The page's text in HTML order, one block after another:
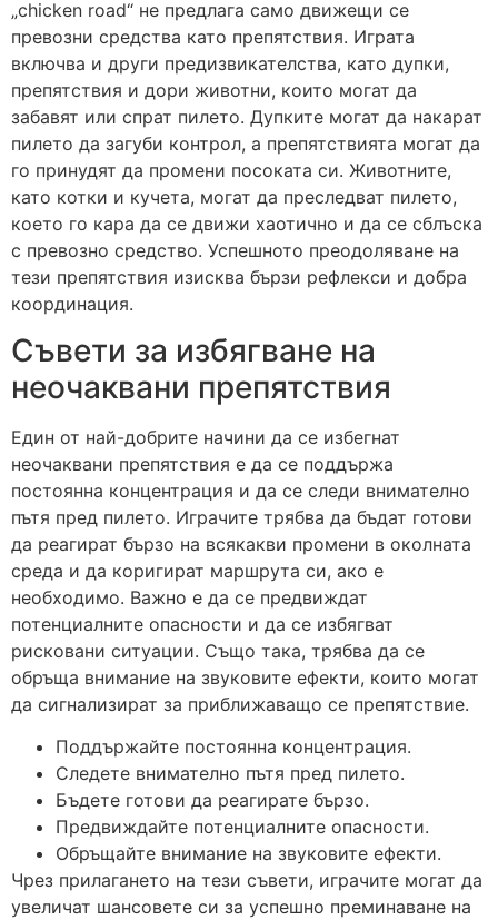
„chicken road“ не предлага само движещи се
превозни средства като препятствия. Играта
включва и други предизвикателства, като дупки,
препятствия и дори животни, които могат да
забавят или спрат пилето. Дупките могат да накарат
пилето да загуби контрол, а препятствията могат да
го принудят да промени посоката си. Животните,
като котки и кучета, могат да преследват пилето,
което го кара да се движи хаотично и да се сблъска
с превозно средство. Успешното преодоляване на
тези препятствия изисква бързи рефлекси и добра
координация.
Съвети за избягване на
неочаквани препятствия
Един от най-добрите начини да се избегнат
неочаквани препятствия е да се поддържа
постоянна концентрация и да се следи внимателно
пътя пред пилето. Играчите трябва да бъдат готови
да реагират бързо на всякакви промени в околната
среда и да коригират маршрута си, ако е
необходимо. Важно е да се предвиждат
потенциалните опасности и да се избягват
рисковани ситуации. Също така, трябва да се
обръща внимание на звуковите ефекти, които могат
да сигнализират за приближаващо се препятствие.
Поддържайте постоянна концентрация.
Следете внимателно пътя пред пилето.
Бъдете готови да реагирате бързо.
Предвиждайте потенциалните опасности.
Обръщайте внимание на звуковите ефекти.
Чрез прилагането на тези съвети, играчите могат да
увеличат шансовете си за успешно преминаване на